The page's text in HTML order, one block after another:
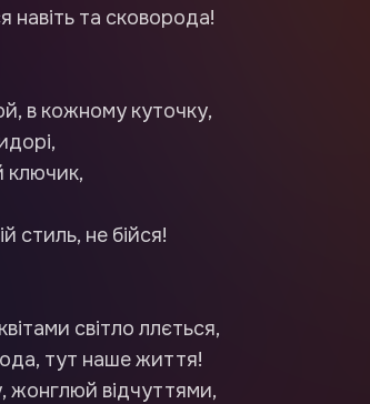
навіть та сковорода!
в кожному куточку,
ключик,
стиль, не бійся!
світло ллється,
тут наше життя!
жонглюй відчуттями,